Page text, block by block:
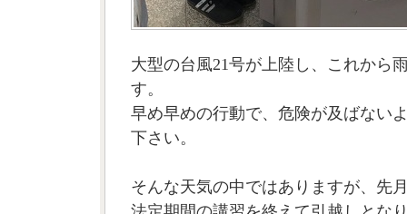
大型の台風21号が上陸し、これから
す。
早め早めの行動で、危険が及ばない
下さい。
そんな天気の中ではありますが、先